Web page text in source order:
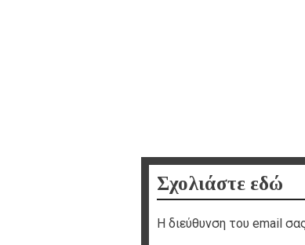
Σχολιάστε εδώ
Η διεύθυνση του email